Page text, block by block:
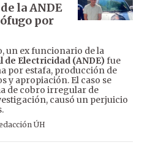
la ANDE
por
un ex funcionario de la
Electricidad (ANDE)fue
por estafa, producción de
y apropiación. El caso se
de cobro irregular de
causó un perjuicio
ÚH